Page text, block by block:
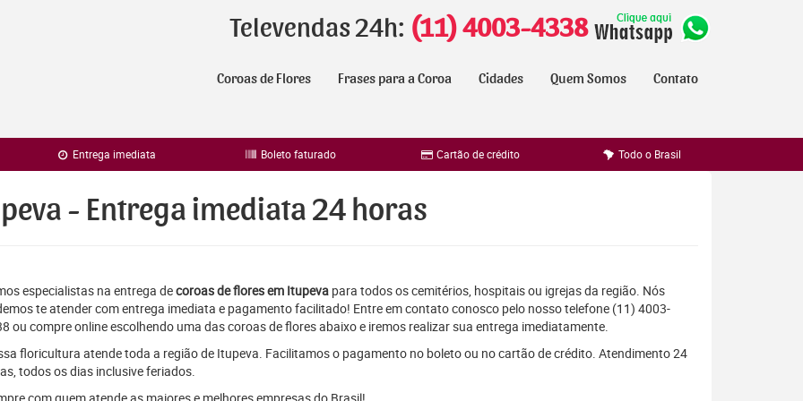
Televendas 24h: (11) 4003-4338
Coroas de Flores Frases para a Coroa Cidades Quem Somos Contato
Entrega imediata Boleto faturado Cartão de crédito Todo o Brasil
- Entrega imediata 24 horas
especialistas na entrega decoroas de flores em Itupeva para todos os cemitérios, hospitais ou igrejas da região. Nós
te atender com entrega imediata e pagamento facilitado! Entre em contato conosco pelo nosso telefone (11) 4003-
ou compre online escolhendo uma das coroas de flores abaixo e iremos realizar sua entrega imediatamente.
floricultura atende toda a região de Itupeva. Facilitamos o pagamento no boleto ou no cartão de crédito. Atendimento 24
todos os dias inclusive feriados.